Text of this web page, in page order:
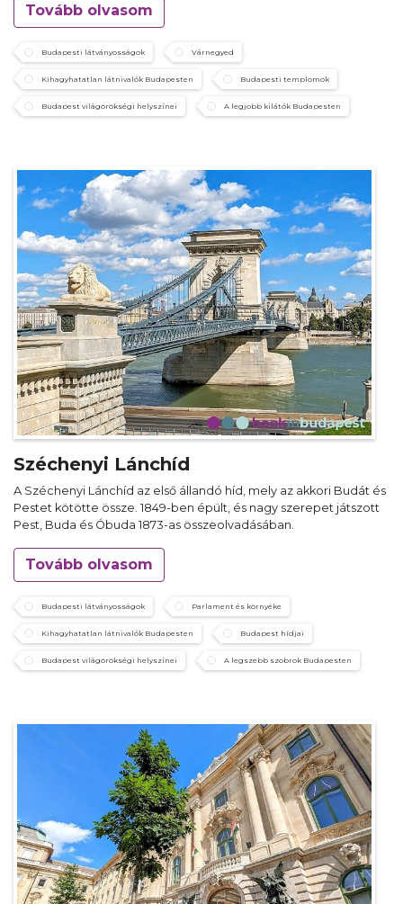
Tovább olvasom
Budapesti látványosságok Várnegyed
Kihagyhatatlan látnivalók Budapesten Budapesti templomok
Budapest világörökségi helyszínei A legjobb kilátók Budapesten
Széchenyi Lánchíd
A Széchenyi Lánchíd az első állandó híd, mely az akkori Budát és
Pestet kötötte össze. 1849-ben épült, és nagy szerepet játszott
Pest, Buda és Óbuda 1873-as összeolvadásában.
Tovább olvasom
Budapesti látványosságok Parlament és környéke
Kihagyhatatlan látnivalók Budapesten Budapest hídjai
Budapest világörökségi helyszínei A legszebb szobrok Budapesten